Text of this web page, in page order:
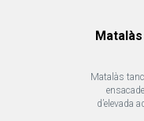
Matalàs
d’elevada